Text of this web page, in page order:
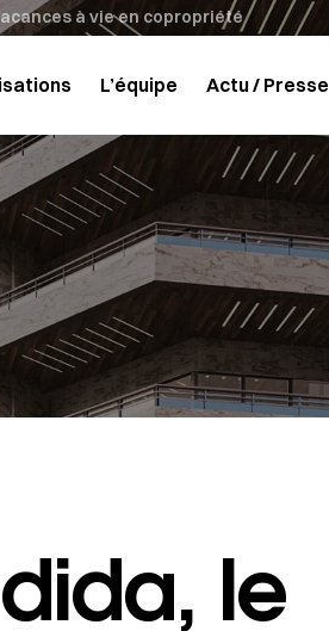
L’équipe Actu / Presse
à vie en copropriété
le